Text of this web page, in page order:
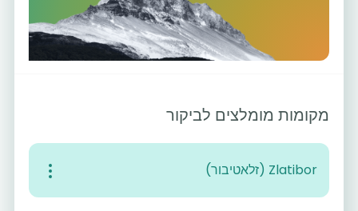
מקומות מומלצים לביקור
Zlatibor (זלאטיבור)